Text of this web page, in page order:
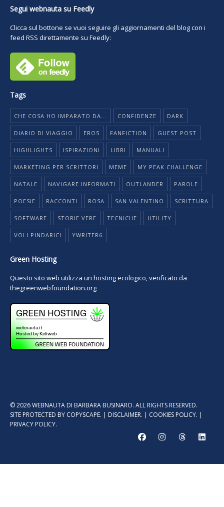
Segui webnauta su Feedly
Clicca sul bottone se vuoi seguire gli aggiornamenti del blog con i
feed RSS direttamente su Feedly:
Tags
CHE COSA HO IMPARATO DA... CONFIDENZE DARK
DIARIO DI VIAGGIO EROS FANFICTION GUEST POST
HIGHLIGHTS ISPIRAZIONI LIBRI MANUALI
MARKETING PER SCRITTORI MEME MY PEAK CHALLENGE
NATALE NAVIGARE INFORMATI OUTLANDER PAROLE
POESIE RACCONTI ROSA SAN VALENTINO SCRITTURA
SOFTWARE STORIE VERE TECNICHE UTILITY
VOLI PINDARICI YWRITER6
Green Hosting
Questo sito web utilizza un hosting ecologico, verificato da
thegreenwebfoundation.org
© 2026 WEBNAUTA DI BARBARA BUSINARO. ALL RIGHTS RESERVED.
SITE PROTECTED BY COPYSCAPE. | DISCLAIMER. | COOKIES POLICY. |
PRIVACY POLICY.